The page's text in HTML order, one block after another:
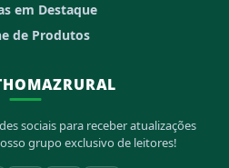
em Destaque
de Produtos
sociais para receber atualizações
grupo exclusivo de leitores!